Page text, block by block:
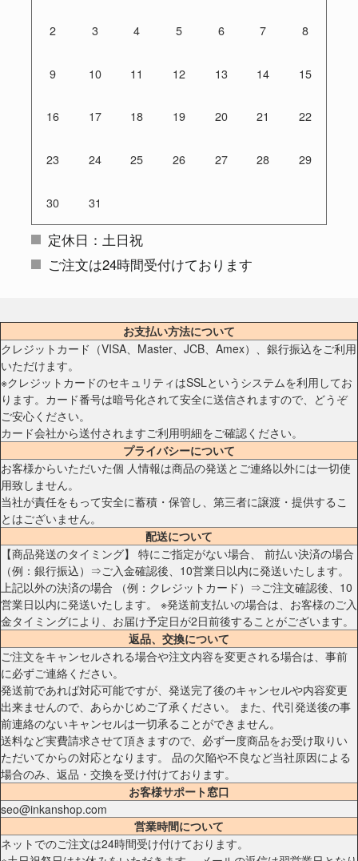
2 3 4 5 6 7 8
9 10 11 12 13 14 15
16 17 18 19 20 21 22
23 24 25 26 27 28 29
30 31
定休日：土日祝
ご注文は24時間受付けております
お支払い方法について
クレジットカード（VISA、Master、JCB、Amex）、銀行振込をご利用
いただけます。
※クレジットカードのセキュリティはSSLというシステムを利用してお
ります。カード番号は暗号化されて安全に送信されますので、どうぞ
ご安心ください。
カード会社から送付されますご利用明細をご確認ください。
プライバシーについて
お客様からいただいた個 人情報は商品の発送とご連絡以外には一切使
用致しません。
当社が責任をもって安全に蓄積・保管し、第三者に譲渡・提供するこ
とはございません。
配送について
【商品発送のタイミング】 特にご指定がない場合、 前払い決済の場合
（例：銀行振込）⇒ご入金確認後、10営業日以内に発送いたします。
上記以外の決済の場合 （例：クレジットカード）⇒ご注文確認後、10
営業日以内に発送いたします。 ※発送前支払いの場合は、お客様のご入
金タイミングにより、お届け予定日が2日前後することがございます。
返品、交換について
ご注文をキャンセルされる場合や注文内容を変更される場合は、事前
に必ずご連絡ください。
発送前であれば対応可能ですが、発送完了後のキャンセルや内容変更
出来ませんので、あらかじめご了承ください。 また、代引発送後の事
前連絡のないキャンセルは一切承ることができません。
送料など実費請求させて頂きますので、必ず一度商品をお受け取りい
ただいてからの対応となります。 品の欠陥や不良など当社原因による
場合のみ、返品・交換を受け付けております。
お客様サポート窓口
seo@inkanshop.com
営業時間について
ネットでのご注文は24時間受け付けております。